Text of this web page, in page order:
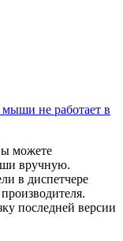
не работает в
можете
вручную.
в диспетчере
последней версии